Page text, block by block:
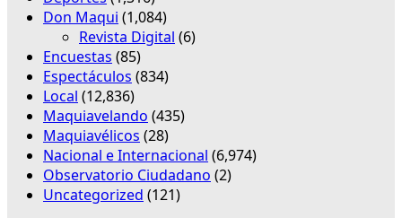
Don Maqui (1,084)
Revista Digital (6)
Encuestas (85)
Espectáculos (834)
Local (12,836)
Maquiavelando (435)
Maquiavélicos (28)
Nacional e Internacional (6,974)
Observatorio Ciudadano (2)
Uncategorized (121)